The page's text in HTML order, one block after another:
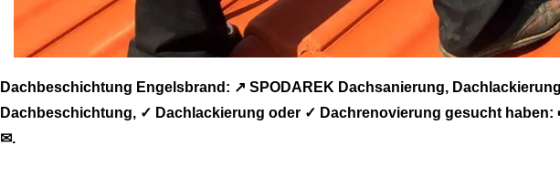
Dachbeschichtung Engelsbrand: ↗️ SPODAREK Dachsanierung,
Dachbeschichtung, ✓ Dachlackierung oder ✓ Dachrenovierung gesucht
✉.